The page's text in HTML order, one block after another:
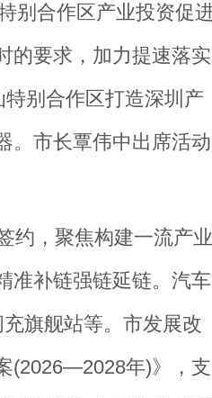
别合作区产业投资促
的要求，加力提速落实
别合作区打造深圳产
。市长覃伟中出席活动
约，聚焦构建一流产业
准补链强链延链。汽车
旗舰站等。市发展改
(2026—2028年)》，支